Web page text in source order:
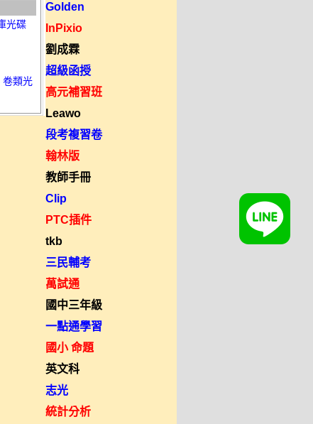
光碟
卷類光
Golden
InPixio
劉成霖
超級函授
高元補習班
Leawo
段考複習卷
翰林版
教師手冊
Clip
PTC插件
tkb
三民輔考
萬試通
國中三年級
一點通學習
國小 命題
英文科
志光
統計分析